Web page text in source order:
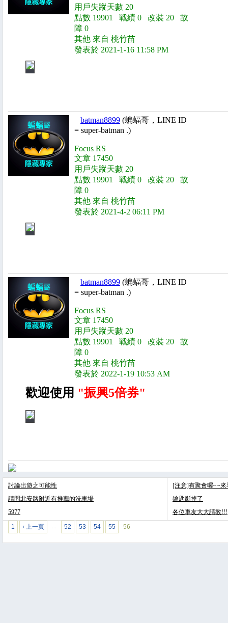
用戶失蹤天數 20
點數 19901 戰績 0 改裝 20 故
障 0
其他 來自 桃竹苗
發表於 2021-1-16 11:58 PM
batman8899 (蝙蝠哥，LINE ID
= super-batman .)
Focus RS
文章 17450
用戶失蹤天數 20
點數 19901 戰績 0 改裝 20 故
障 0
其他 來自 桃竹苗
發表於 2021-4-2 06:11 PM
batman8899 (蝙蝠哥，LINE ID
= super-batman .)
Focus RS
文章 17450
用戶失蹤天數 20
點數 19901 戰績 0 改裝 20 故
障 0
其他 來自 桃竹苗
發表於 2022-1-19 10:53 AM
歡迎使用 "振興5倍券"
討論出遊之可能性
請問北安路附近有推薦的洗車場
5977
[注意]有聚會喔~~來
鑰匙斷掉了
各位車友大大請教!!!
1 ‹ 上一頁 … 52 53 54 55 56